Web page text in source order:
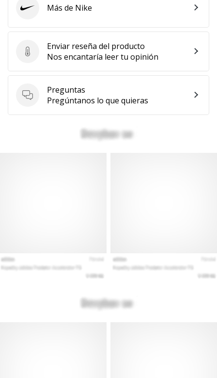
Enviar reseña del producto
Enviar reseña del producto
Nos encantaría leer tu opinión
Preguntas
Preguntas
Pregúntanos lo que quieras
Nike Más de Nike